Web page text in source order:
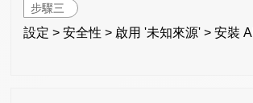
步驟三
設定 > 安全性 > 啟用 '未知來源' > 安裝